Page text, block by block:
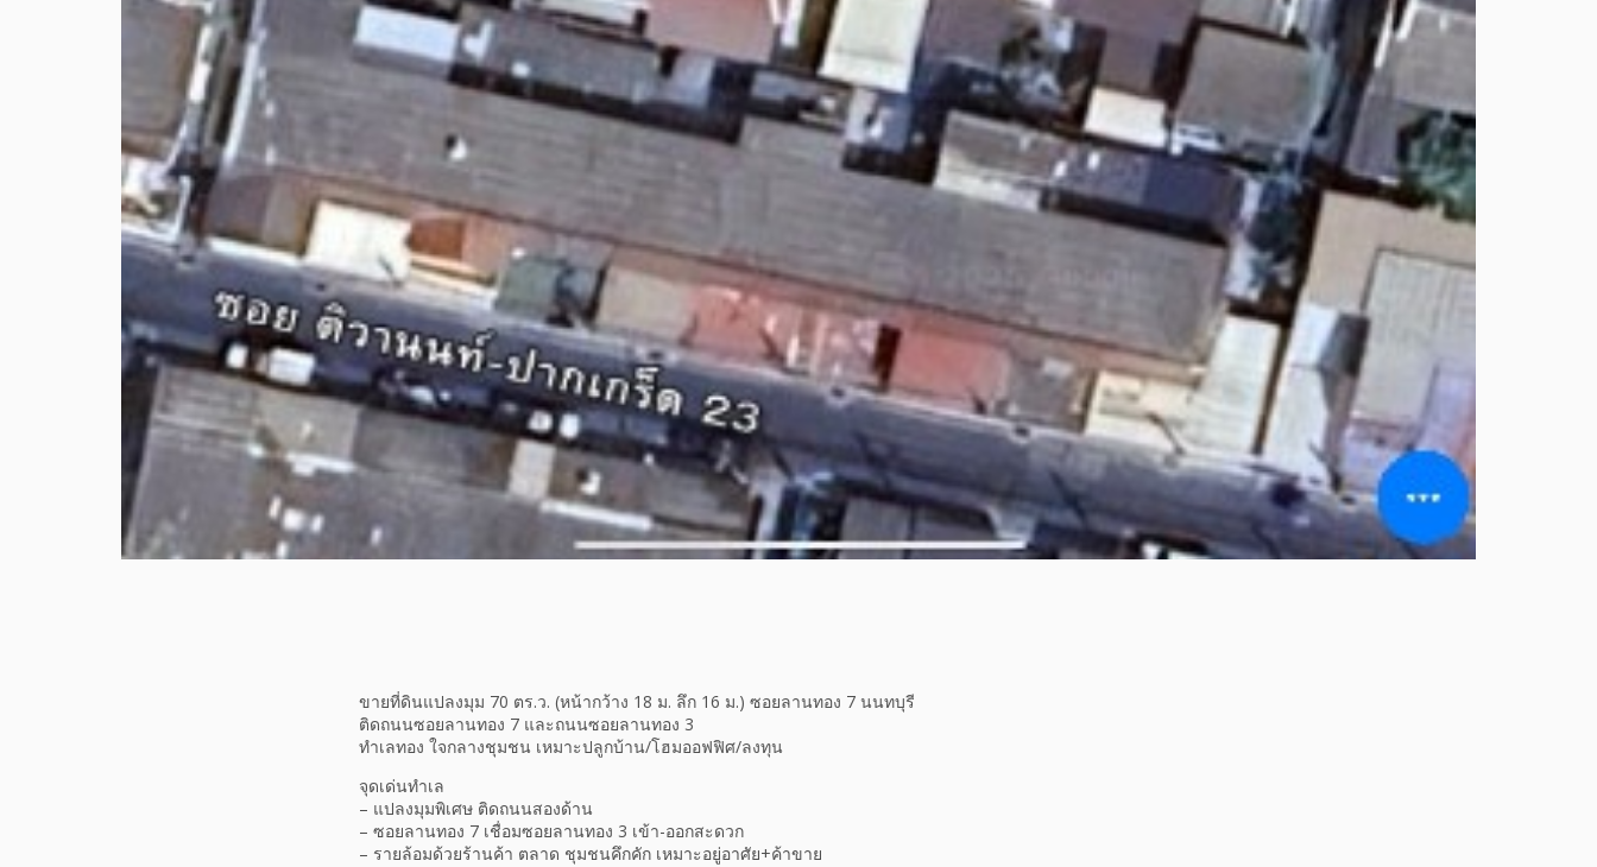
ขายที่ดินแปลงมุม 70 ตร.ว. (หน้ากว้าง 18 ม. ลึก 16 ม.) ซอยลานทอง 7 นนทบุรี
ติดถนนซอยลานทอง 7 และถนนซอยลานทอง 3
ทำเลทอง ใจกลางชุมชน เหมาะปลูกบ้าน/โฮมออฟฟิศ/ลงทุน
จุดเด่นทำเล
– แปลงมุมพิเศษ ติดถนนสองด้าน
– ซอยลานทอง 7 เชื่อมซอยลานทอง 3 เข้า-ออกสะดวก
– รายล้อมด้วยร้านค้า ตลาด ชุมชนคึกคัก เหมาะอยู่อาศัย+ค้าขาย